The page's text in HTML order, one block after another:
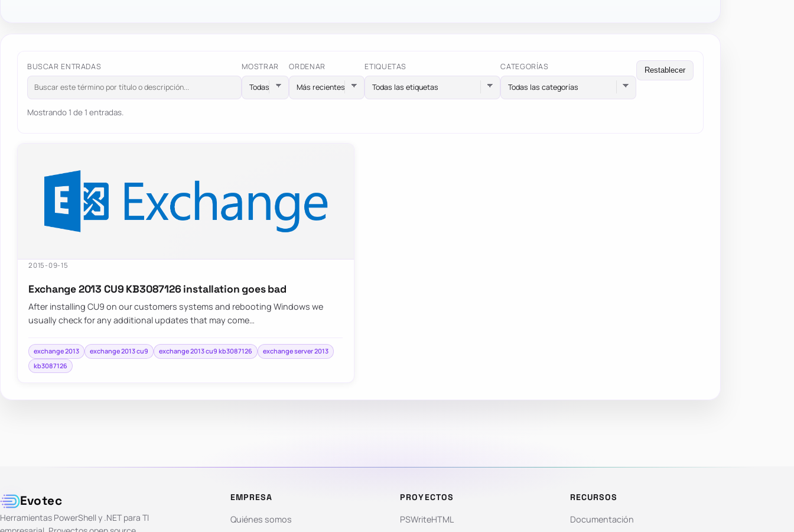
BUSCAR ENTRADAS MOSTRAR ORDENAR ETIQUETAS
Todas las etiquetas
CATEGORÍAS
Todas las categorías
Restablecer
Mostrando 1 de 1 entradas.
2015-09-15
Exchange 2013 CU9 KB3087126 installation goes bad
After installing CU9 on our customers systems and rebooting Windows we
usually check for any additional updates that may come…
exchange 2013 exchange 2013 cu9 exchange 2013 cu9 kb3087126
exchange server 2013
kb3087126
Evotec
Herramientas PowerShell y .NET para TI
EMPRESA
Quiénes somos
PROYECTOS
PSWriteHTML
RECURSOS
Documentación